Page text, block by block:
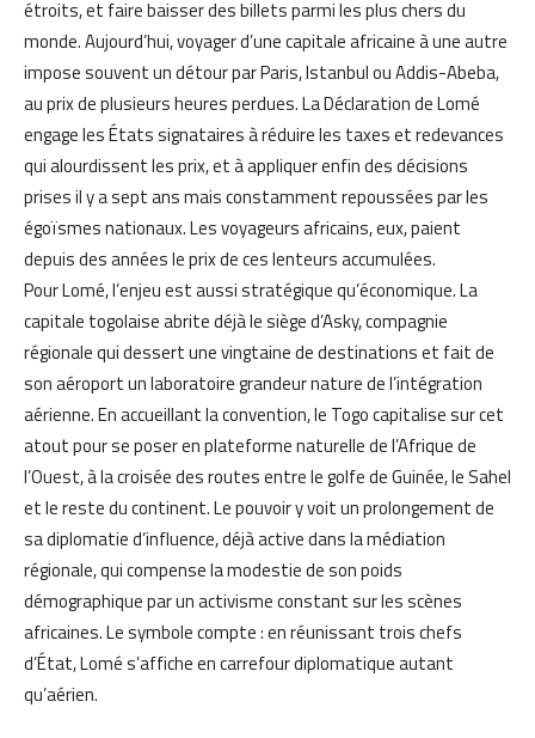
étroits, et faire baisser des billets parmi les plus chers du
monde. Aujourd’hui, voyager d’une capitale africaine à une autre
impose souvent un détour par Paris, Istanbul ou Addis-Abeba,
au prix de plusieurs heures perdues. La Déclaration de Lomé
engage les États signataires à réduire les taxes et redevances
qui alourdissent les prix, et à appliquer enfin des décisions
prises il y a sept ans mais constamment repoussées par les
égoïsmes nationaux. Les voyageurs africains, eux, paient
depuis des années le prix de ces lenteurs accumulées.
Pour Lomé, l’enjeu est aussi stratégique qu’économique. La
capitale togolaise abrite déjà le siège d’Asky, compagnie
régionale qui dessert une vingtaine de destinations et fait de
son aéroport un laboratoire grandeur nature de l’intégration
aérienne. En accueillant la convention, le Togo capitalise sur cet
atout pour se poser en plateforme naturelle de l’Afrique de
l’Ouest, à la croisée des routes entre le golfe de Guinée, le Sahel
et le reste du continent. Le pouvoir y voit un prolongement de
sa diplomatie d’influence, déjà active dans la médiation
régionale, qui compense la modestie de son poids
démographique par un activisme constant sur les scènes
africaines. Le symbole compte : en réunissant trois chefs
d’État, Lomé s’affiche en carrefour diplomatique autant
qu’aérien.